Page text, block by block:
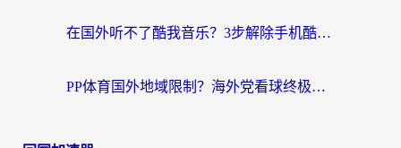
在国外听不了酷我音乐？3步解除手机酷我音乐海外限制，附实测好用加速器
PP体育国外地域限制？海外党看球终极方案：从欧洲杯到奥运会，中文解说不卡顿！